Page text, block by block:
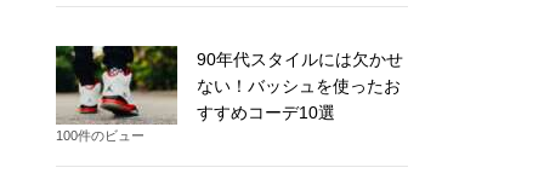
90年代スタイルには欠かせ
ない！バッシュを使ったお
すすめコーデ10選
100件のビュー